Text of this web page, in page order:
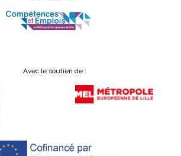
Avec le soutien de :